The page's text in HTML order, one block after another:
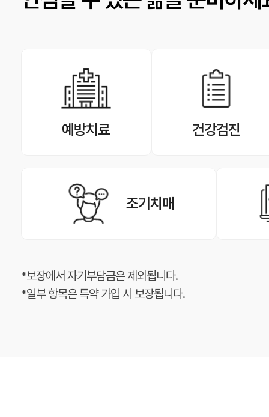
예방치료 건강검진
조기치매
*보장에서 자기부담금은 제외됩니다.
*일부 항목은 특약 가입 시 보장됩니다.